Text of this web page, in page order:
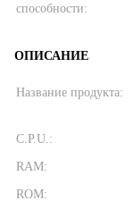
способности:
ОПИСАНИЕ
Название продукта:
C.P.U.:
RAM:
ROM: